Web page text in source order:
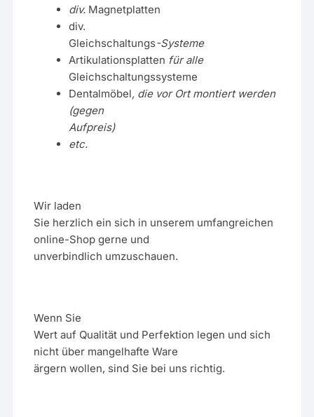
div. Magnetplatten
div.
Gleichschaltungs-Systeme
Artikulationsplatten für alle
Gleichschaltungssysteme
Dentalmöbel, die vor Ort montiert werden
(gegen
Aufpreis)
etc.
Wir laden
Sie herzlich ein sich in unserem umfangreichen
online-Shop gerne und
unverbindlich umzuschauen.
Wenn Sie
Wert auf Qualität und Perfektion legen und sich
nicht über mangelhafte Ware
ärgern wollen, sind Sie bei uns richtig.